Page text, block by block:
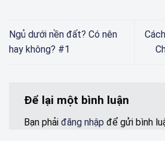
Ngủ dưới nền đất? Có nên
hay không? #1
Để lại một bình luận
Bạn phải đăng nhập để gửi bình